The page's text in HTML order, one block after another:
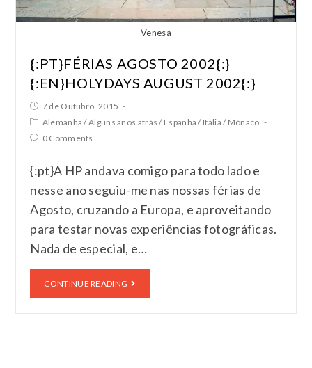
Venesa
{:PT}FÉRIAS AGOSTO 2002{:}
{:EN}HOLYDAYS AUGUST 2002{:}
7 de Outubro, 2015
Alemanha /Alguns anos atrás / Espanha / Itália / Mónaco
0 Comments
{:pt}A HP andava comigo para todo lado e
nesse ano seguiu-me nas nossas férias de
Agosto, cruzando a Europa, e aproveitando
para testar novas experiências fotográficas.
Nada de especial, e…
CONTINUE READING